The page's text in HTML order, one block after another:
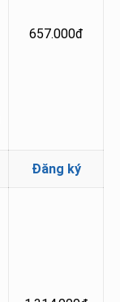
657.000đ
Đăng ký